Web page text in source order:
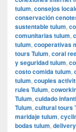
tulum, consejos
conservación
sustentable tulum,
comunitarias tulum,
tulum, cooperativas
tours Tulum, coral
y seguridad tulum,
costo comida tulum,
tulum, couples
rules Tulum,
Tulum, cuidado
Tulum, cultural tours
maridaje tulum,
bodas tulum,